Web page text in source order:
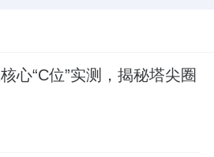
心“C位”实测，揭秘塔尖圈